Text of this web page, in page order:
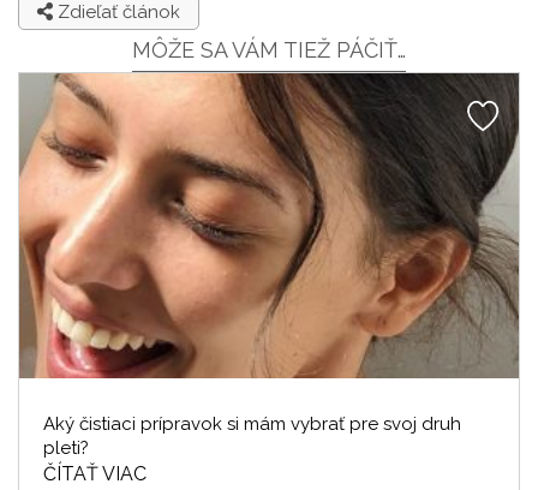
Zdieľať článok
MÔŽE SA VÁM TIEŽ PÁČIŤ…
Aký čistiaci prípravok si mám vybrať pre svoj druh
pleti?
ČÍTAŤ VIAC